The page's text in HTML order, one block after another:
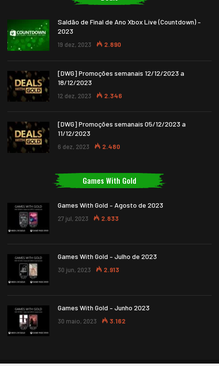
Saldão de Final de Ano Xbox Live (Countdown) –
2023
19 dez, 2023 2.890
[DWG] Promoções semanais 12/12/2023 a
18/12/2023
12 dez, 2023 2.346
[DWG] Promoções semanais 05/12/2023 a
11/12/2023
6 dez, 2023 2.480
Games With Gold
Games With Gold – Agosto de 2023
27 jul, 2023 2.833
Games With Gold – Julho de 2023
30 jun, 2023 2.913
Games With Gold – Junho 2023
30 maio, 2023 3.162